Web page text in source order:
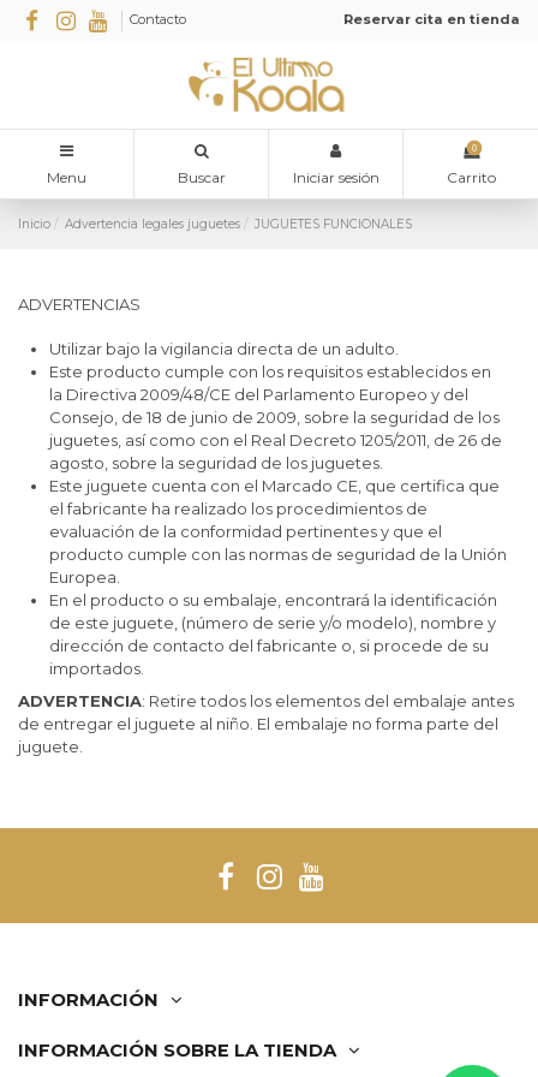
Contacto Reservar cita en tienda
Menu Buscar Iniciar sesión
0
Carrito
Inicio Advertencia legales juguetes JUGUETES FUNCIONALES
ADVERTENCIAS
Utilizar bajo la vigilancia directa de un adulto.
Este producto cumple con los requisitos establecidos en
la Directiva 2009/48/CE del Parlamento Europeo y del
Consejo, de 18 de junio de 2009, sobre la seguridad de los
juguetes, así como con el Real Decreto 1205/2011, de 26 de
agosto, sobre la seguridad de los juguetes.
Este juguete cuenta con el Marcado CE, que certifica que
el fabricante ha realizado los procedimientos de
evaluación de la conformidad pertinentes y que el
producto cumple con las normas de seguridad de la Unión
Europea.
En el producto o su embalaje, encontrará la identificación
de este juguete, (número de serie y/o modelo), nombre y
dirección de contacto del fabricante o, si procede de su
importados.
ADVERTENCIA: Retire todos los elementos del embalaje antes
de entregar el juguete al niño. El embalaje no forma parte del
juguete.
INFORMACIÓN
INFORMACIÓN SOBRE LA TIENDA